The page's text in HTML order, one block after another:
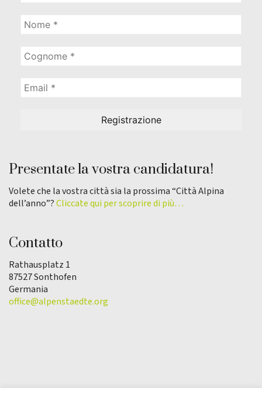
Presentate la vostra candidatura!
Volete che la vostra città sia la prossima “Città Alpina
dell’anno”?Cliccate qui per scoprire di più…
Contatto
Rathausplatz 1
87527 Sonthofen
Germania
office@alpenstaedte.org